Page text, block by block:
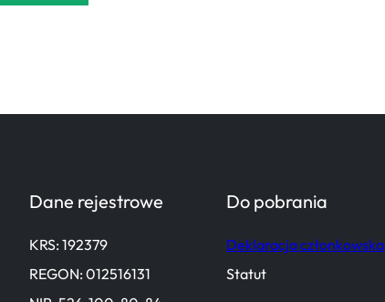
Dane rejestrowe
KRS: 192379
REGON: 012516131
Do pobrania
Deklaracja członkowska
Statut